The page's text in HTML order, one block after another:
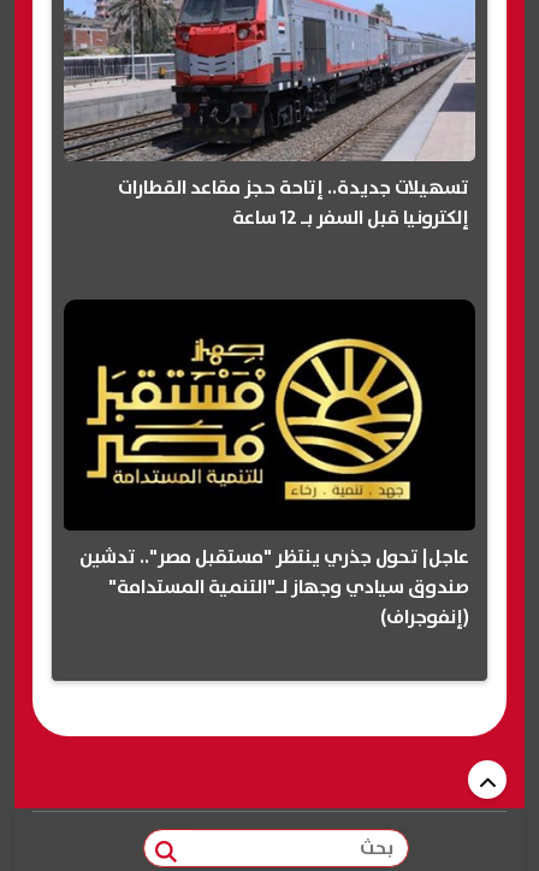
تسهيلات جديدة.. إتاحة حجز مقاعد القطارات
إلكترونيا قبل السفر بـ 12 ساعة
عاجل| تحول جذري ينتظر "مستقبل مصر".. تدشين
صندوق سيادي وجهاز لـ"التنمية المستدامة"
(إنفوجراف)
بحث